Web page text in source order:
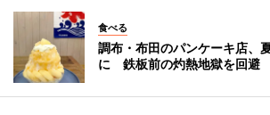
食べる
調布・布田のパンケーキ店、
に 鉄板前の灼熱地獄を回避